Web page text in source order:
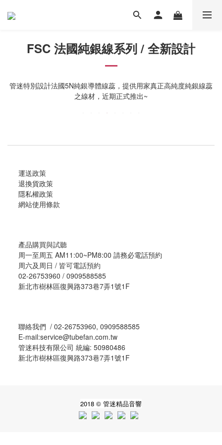
FSC 法國純銀線系列 / 全新設計
管迷特別設計法國5N純銀導體線蕊，提供用家真正高純度純銀線蕊
之線材，近期正式推出~
運送政策
退換貨政策
隱私權政策
網站使用條款
產品購買與試聽
周一至周五 AM11:00~PM8:00 請務必電話預約
周六及周日 / 皆可電話預約
02-26753960 / 0909588585
新北市樹林區復興路373巷7弄1號1F
聯絡我們 / 02-26753960, 0909588585
E-mail:service@tubefan.com.tw
管迷科技有限公司 統編: 50980486
新北市樹林區復興路373巷7弄1號1F
2018 © 管迷精品音響